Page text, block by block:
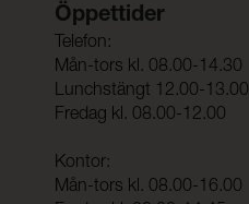
Öppettider
Telefon:
Mån-tors kl. 08.00-14.30
Lunchstängt 12.00-13.00
Fredag kl. 08.00-12.00
Kontor:
Mån-tors kl. 08.00-16.00